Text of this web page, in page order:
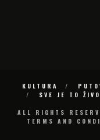
KULTURA
SVE JE TO
ALL RIGHTS
TERMS AND